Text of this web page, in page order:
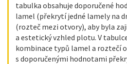
tabulka obsahuje doporučené
lamel (překrytí jedné lamely na
(rozteč mezi otvory), aby byla
a estetický vzhled plotu. V
kombinace typů lamel a roztečí
s doporučenými hodnotami